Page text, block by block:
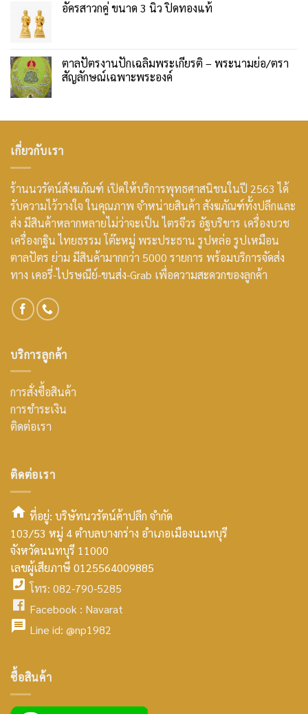
อัครสาวกคู่ ขนาด 3 นิ้ว ปิดทองแท้
ตาลปัตรงานปักเฉลิมพระเกียรติ – พระนามย่อ/ตรา
สัญลักษณ์เฉพาะพระองค์
เกี่ยวกับเรา
ร้านนวรัตน์สังฆภัณฑ์ เปิดให้บริการพุทธศาสนิชนในปี 2563 ได้
รับความไว้วางใจ ในคุณภาพ จำหน่ายสินค้า สังฆภัณฑ์ทั้งปลีกและ
ส่ง มีสินค้าหลากหลายไม่ว่าจะเป็น ไตรจีวร อัฐบริขาร เครื่องบวช
เครื่องกฐิน ไทยธรรม โต๊ะหมู่ พระประธาน รูปหล่อ รูปเหมือน
ตาลปัตร ย่าม มีสินค้ามากกว่า 5000 รายการ พร้อมบริการจัดส่ง
ทาง เคอรี่-ไปรษณีย์-ขนส่ง-Grab เพื่อความสะดวกของลูกค้า
บริการลูกค้า
การสั่งซื้อสินค้า
การชำระเงิน
ติดต่อเรา
ติดต่อเรา
smt2
home
icon
ที่อยู่: บริษัทนวรัตน์ค้าปลีก จำกัด
103/53 หมู่ 4 ตำบลบางกร่าง อำเภอเมืองนนทบุรี
จังหวัดนนทบุรี 11000
เลขผู้เสียภาษี 0125564009885
facebook
icon
โทร: 082-790-5285
facebook
Facebook : Navarat
icon
Line id: @np1982
ซื้อสินค้า